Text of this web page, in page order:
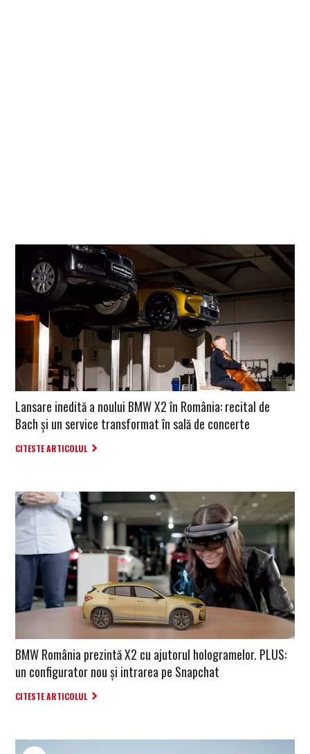
Lansare inedită a noului BMW X2 în România: recital de
Bach şi un service transformat în sală de concerte
CITESTE ARTICOLUL
BMW România prezintă X2 cu ajutorul hologramelor. PLUS:
un configurator nou și intrarea pe Snapchat
CITESTE ARTICOLUL